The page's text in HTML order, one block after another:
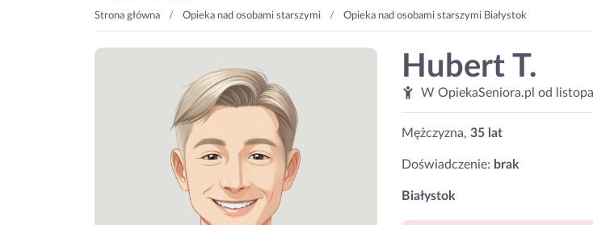
Strona główna Opieka nad osobami starszymi Opieka nad osobami starszymi Białystok
Hubert T.
W OpiekaSeniora.pl od
Mężczyzna, 35 lat
Doświadczenie: brak
Białystok